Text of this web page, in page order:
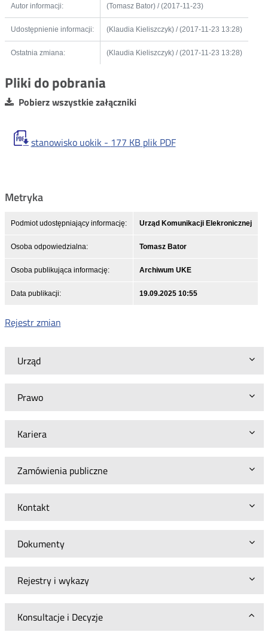
Urząd
Prawo
Kariera
Zamówienia publiczne
Kontakt
Dokumenty
Rejestry i wykazy
Konsultacje i Decyzje
Autor informacji: (Tomasz Bator) / (2017-11-23)
Udostępnienie informacji: (Klaudia Kieliszczyk) / (2017-11-23 13:28)
Ostatnia zmiana: (Klaudia Kieliszczyk) / (2017-11-23 13:28)
Pliki do pobrania
Pobierz wszystkie załączniki
stanowisko uokik - 177 KB plik PDF
Metryka
Podmiot udostępniający informację: Urząd Komunikacji Elekronicznej
Osoba odpowiedzialna: Tomasz Bator
Osoba publikująca informację: Archiwum UKE
Data publikacji: 19.09.2025 10:55
Rejestr zmian